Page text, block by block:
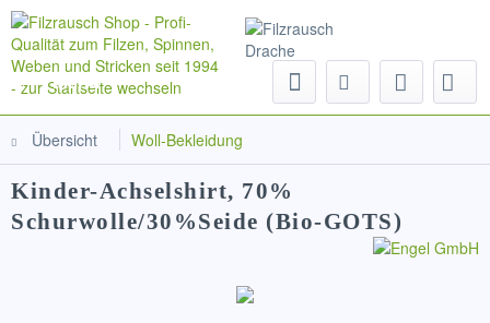
Menü
Übersicht Woll-Bekleidung
Kinder-Achselshirt, 70%
Schurwolle/30%Seide (Bio-GOTS)